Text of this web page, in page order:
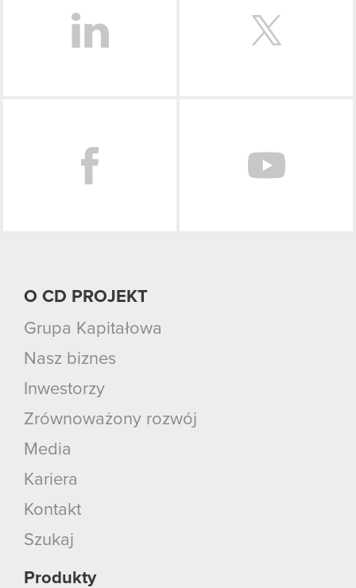
O CD PROJEKT
Grupa Kapitałowa
Nasz biznes
Inwestorzy
Zrównoważony rozwój
Media
Kariera
Kontakt
Szukaj
Produkty